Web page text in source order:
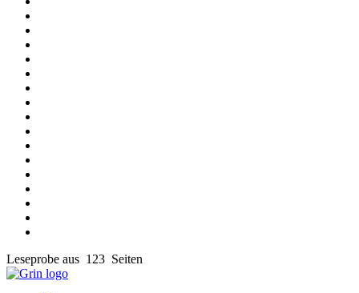
Leseprobe aus 123 Seiten